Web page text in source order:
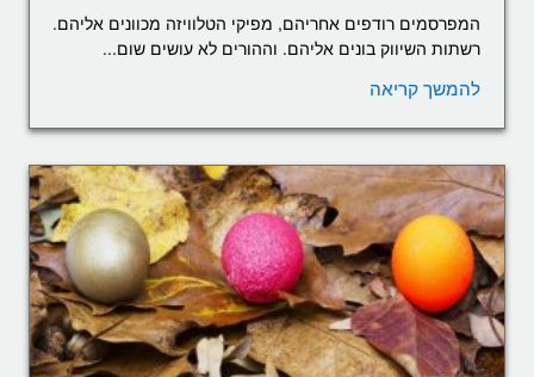
המפרסמים רודפים אחריהם, מפיקי הטלוויזה מכוונים אליהם.
רשתות השיווק בונים אליהם. וההורים לא עושים שום...
להמשך קריאה